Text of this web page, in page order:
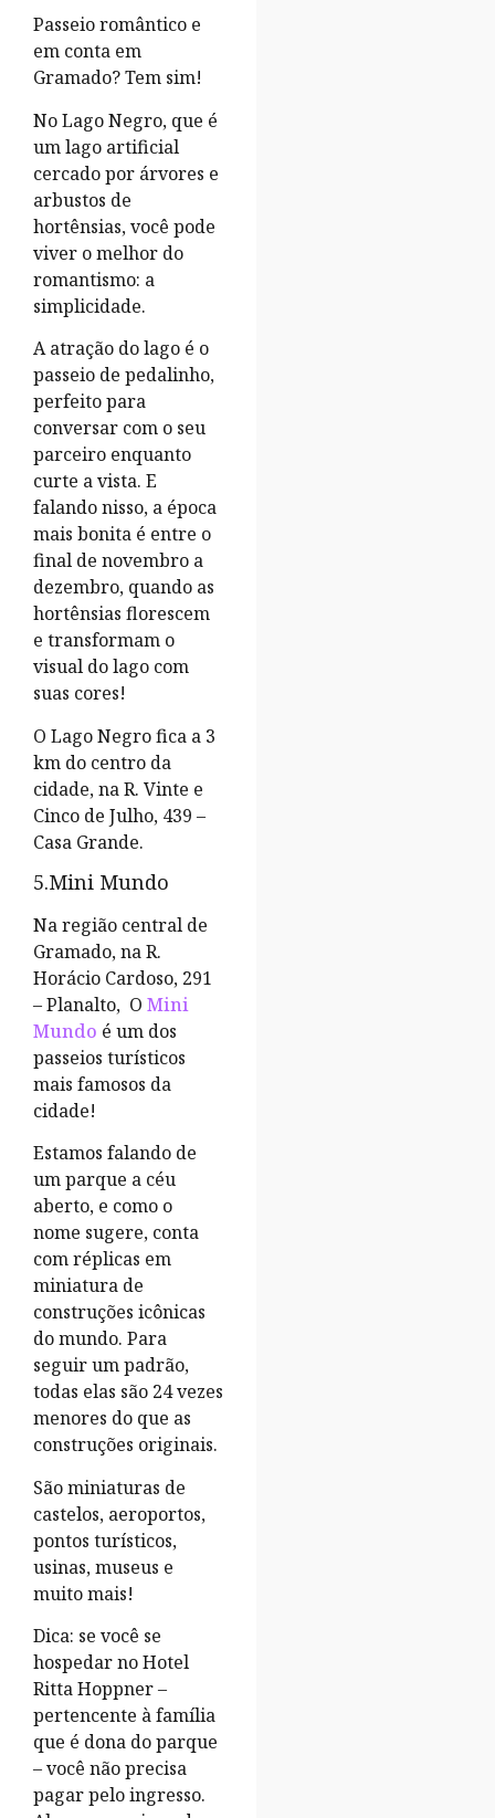
Passeio romântico e
em conta em
Gramado? Tem sim!
No Lago Negro, que é
um lago artificial
cercado por árvores e
arbustos de
hortênsias, você pode
viver o melhor do
romantismo: a
simplicidade.
A atração do lago é o
passeio de pedalinho,
perfeito para
conversar com o seu
parceiro enquanto
curte a vista. E
falando nisso, a época
mais bonita é entre o
final de novembro a
dezembro, quando as
hortênsias florescem
e transformam o
visual do lago com
suas cores!
O Lago Negro fica a 3
km do centro da
cidade, na R. Vinte e
Cinco de Julho, 439 –
Casa Grande.
5.Mini Mundo
Na região central de
Gramado, na R.
Horácio Cardoso, 291
– Planalto, O Mini
Mundo é um dos
passeios turísticos
mais famosos da
cidade!
Estamos falando de
um parque a céu
aberto, e como o
nome sugere, conta
com réplicas em
miniatura de
construções icônicas
do mundo. Para
seguir um padrão,
todas elas são 24 vezes
menores do que as
construções originais.
São miniaturas de
castelos, aeroportos,
pontos turísticos,
usinas, museus e
muito mais!
Dica: se você se
hospedar no Hotel
Ritta Hoppner –
pertencente à família
que é dona do parque
– você não precisa
pagar pelo ingresso.